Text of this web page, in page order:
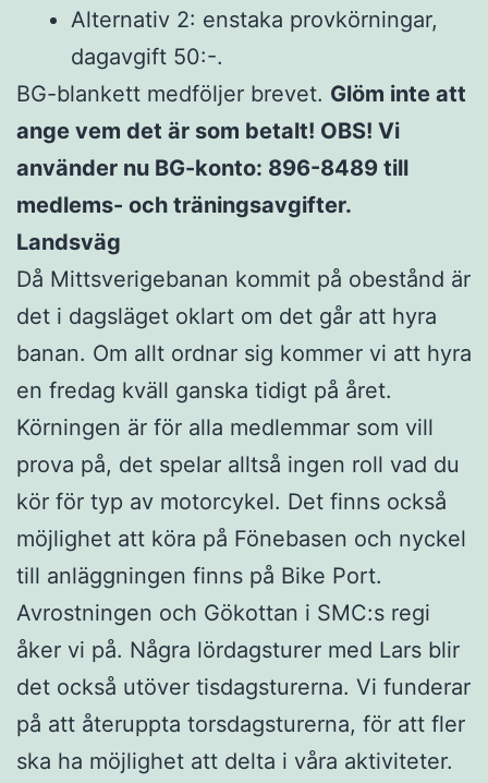
Alternativ 2: enstaka provkörningar,
dagavgift 50:-.
BG-blankett medföljer brevet. Glöm inte att
ange vem det är som betalt! OBS! Vi
använder nu BG-konto: 896-8489 till
medlems- och träningsavgifter.
Landsväg
Då Mittsverigebanan kommit på obestånd är
det i dagsläget oklart om det går att hyra
banan. Om allt ordnar sig kommer vi att hyra
en fredag kväll ganska tidigt på året.
Körningen är för alla medlemmar som vill
prova på, det spelar alltså ingen roll vad du
kör för typ av motorcykel. Det finns också
möjlighet att köra på Fönebasen och nyckel
till anläggningen finns på Bike Port.
Avrostningen och Gökottan i SMC:s regi
åker vi på. Några lördagsturer med Lars blir
det också utöver tisdagsturerna. Vi funderar
på att återuppta torsdagsturerna, för att fler
ska ha möjlighet att delta i våra aktiviteter.